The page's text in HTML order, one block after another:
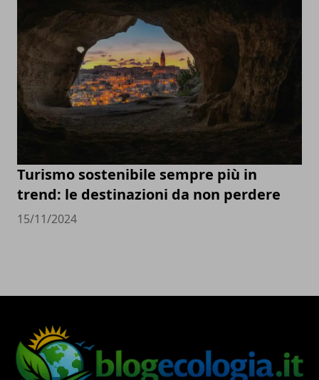
Turismo sostenibile sempre più in
trend: le destinazioni da non perdere
15/11/2024